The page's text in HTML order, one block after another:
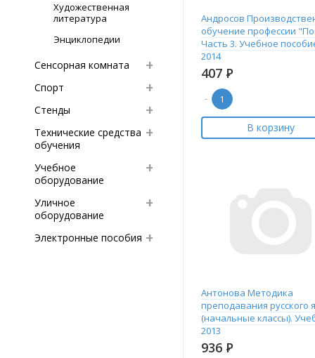
Художественная
литература
Энциклопедии
Сенсорная комната
Спорт
Стенды
Технические средства
обучения
Учебное
оборудование
Уличное
оборудование
Электронные пособия
Андросов
обучение профессии
Часть 3. Учебное
2014
407 Р
-
В корзину
Антонова Методика
преподавания русского
(начальные классы).
2013
936 Р